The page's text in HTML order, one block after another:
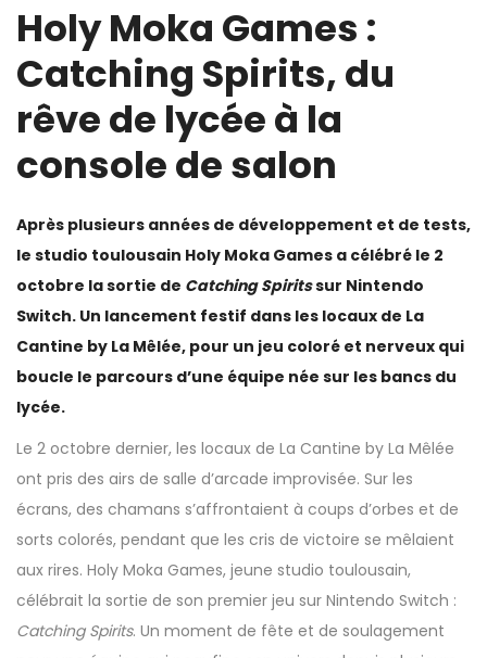
Holy Moka Games :
Catching Spirits, du
rêve de lycée à la
console de salon
Après plusieurs années de développement et de tests,
le studio toulousain Holy Moka Games a célébré le 2
octobre la sortie de Catching Spiritssur Nintendo
Switch. Un lancement festif dans les locaux de La
Cantine by La Mêlée, pour un jeu coloré et nerveux qui
boucle le parcours d’une équipe née sur les bancs du
lycée.
Le 2 octobre dernier, les locaux de La Cantine by La Mêlée
ont pris des airs de salle d’arcade improvisée. Sur les
écrans, des chamans s’affrontaient à coups d’orbes et de
sorts colorés, pendant que les cris de victoire se mêlaient
aux rires. Holy Moka Games, jeune studio toulousain,
célébrait la sortie de son premier jeu sur Nintendo Switch :
Catching Spirits. Un moment de fête et de soulagement